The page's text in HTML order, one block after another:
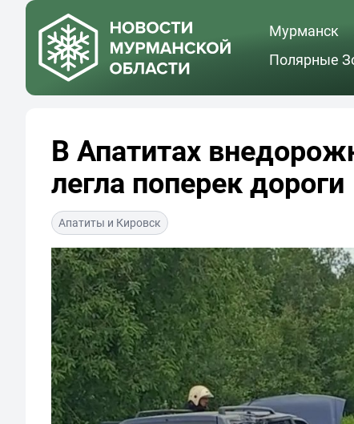
Мурманск
Полярные
В Апатитах
легла поперек дороги
Апатиты и Кировск